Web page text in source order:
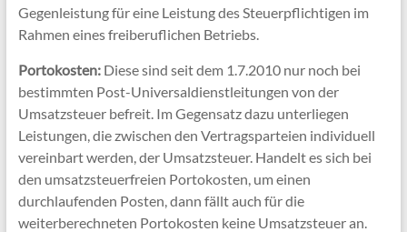
Gegenleistung für eine Leistung des Steuerpflichtigen im
Rahmen eines freiberuflichen Betriebs.
Portokosten:Diese sind seit dem 1.7.2010 nur noch bei
bestimmten Post-Universaldienstleitungen von der
Umsatzsteuer befreit. Im Gegensatz dazu unterliegen
Leistungen, die zwischen den Vertragsparteien individuell
vereinbart werden, der Umsatzsteuer. Handelt es sich bei
den umsatzsteuerfreien Portokosten, um einen
durchlaufenden Posten, dann fällt auch für die
weiterberechneten Portokosten keine Umsatzsteuer an.